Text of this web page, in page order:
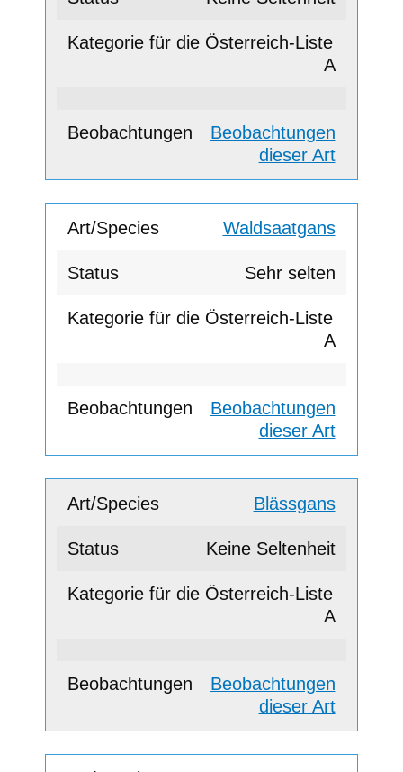
A
Beobachtungen
dieser Art
Waldsaatgans
Sehr selten
A
Beobachtungen
dieser Art
Blässgans
Keine Seltenheit
A
Beobachtungen
dieser Art